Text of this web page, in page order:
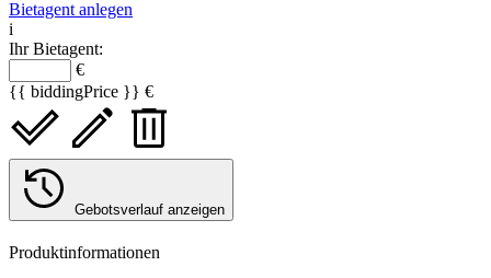
Bietagent anlegen
i
Ihr Bietagent:
€
{{ biddingPrice }} €
Gebotsverlauf anzeigen
Produktinformationen